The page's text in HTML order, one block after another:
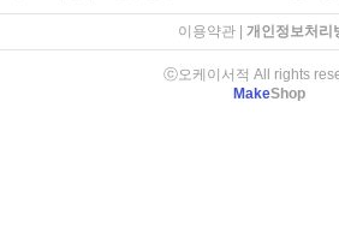
이용약관| 개인정보처리
ⓒ오케이서적 All rights
MakeShop